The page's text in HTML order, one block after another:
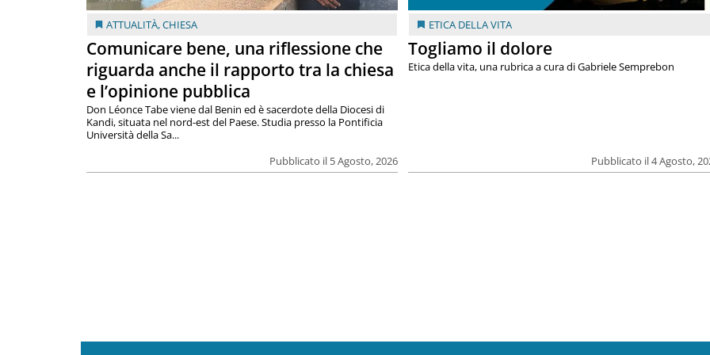
ATTUALITÀ,CHIESA
Comunicare bene, una riflessione che
riguarda anche il rapporto tra la chiesa
e l’opinione pubblica
Pubblicato il 5 Agosto, 2026
Don Léonce Tabe viene dal Benin ed è sacerdote della Diocesi di
Kandi, situata nel nord-est del Paese. Studia presso la Pontificia
Università della Sa...
ETICA DELLA VITA
Togliamo il dolore
Pubblicato il 4 Agosto,
Etica della vita, una rubrica a cura di Gabriele Semprebon